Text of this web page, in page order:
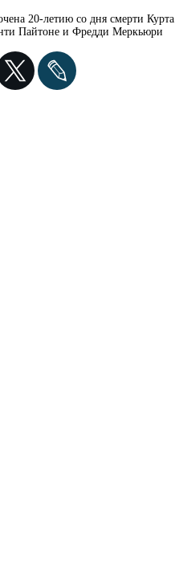
20-летию со дня смерти
Пайтоне и Фредди Меркьюри